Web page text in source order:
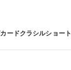
ードクラシルショート